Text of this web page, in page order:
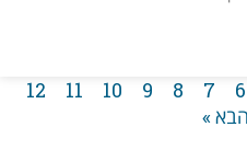
6
7
8
9
10
11
12
הבא »